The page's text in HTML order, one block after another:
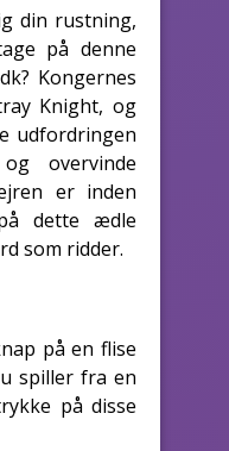
din rustning,
på denne
Kongernes
Knight, og
udfordringen
overvinde
er inden
dette ædle
som ridder.
på en flise
spiller fra en
på disse